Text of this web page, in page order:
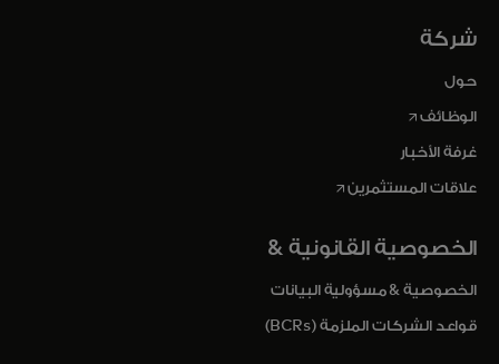
شركة
حول
الوظائفopens in a new tab
غرفة الأخبار
علاقات المستثمرينopens in a new tab
الخصوصية القانونية &
الخصوصية & مسؤولية البيانات
قواعد الشركات الملزمة (BCRs)